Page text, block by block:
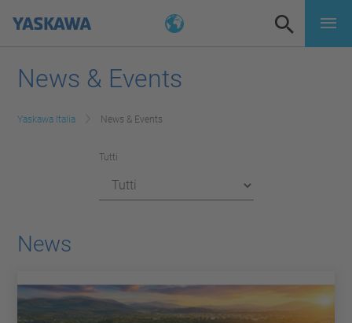
News & Events
Yaskawa Italia News & Events
Tutti
News